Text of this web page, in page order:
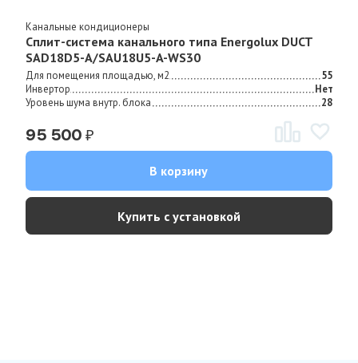
Канальные кондиционеры
Сплит-система канального типа Energolux DUCT
SAD18D5-A/SAU18U5-A-WS30
Для помещения площадью, м2
55
Инвертор
Нет
Уровень шума внутр. блока
28
95 500 ₽
В корзину
Купить с установкой